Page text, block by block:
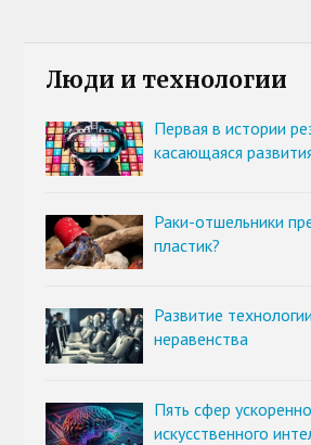
Люди и технологии
Первая в истории
касающаяся
Раки-отшельники
пластик?
Развитие
неравенства
Пять сфер
искусственного